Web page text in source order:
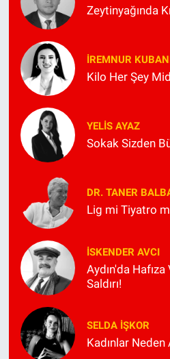
Zeytinyağında
İREMNUR
Kilo Her Şey
YELIS AYAZ
Sokak Sizden
DR. TANER
Lig mi Tiyatro
İSKENDER AVCI
Aydın'da
Saldırı!
SELDA İŞKOR
Kadınlar Neden